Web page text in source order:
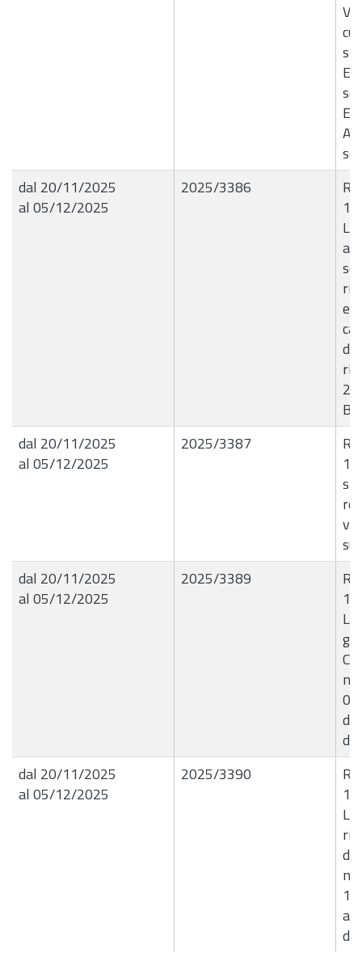
dal 20/11/2025
al 05/12/2025
2025/3386
e
di
dal 20/11/2025
al 05/12/2025
2025/3387
su
dal 20/11/2025
al 05/12/2025
2025/3389
di
dal 20/11/2025
al 05/12/2025
2025/3390
di